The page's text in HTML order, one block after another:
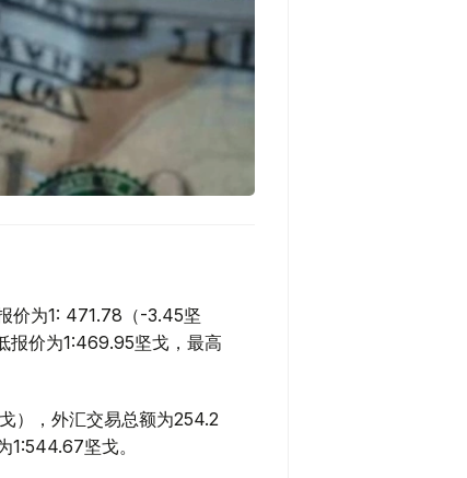
价为1: 471.78（-3.45坚
报价为1:469.95坚戈，最高
），外汇交易总额为254.2
1:544.67坚戈。